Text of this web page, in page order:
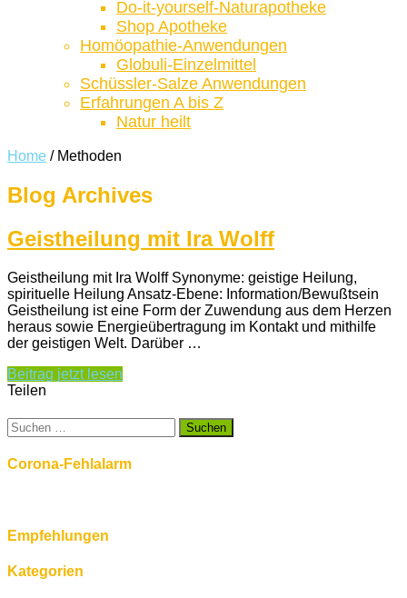
Do-it-yourself-Naturapotheke
Shop Apotheke
Homöopathie-Anwendungen
Globuli-Einzelmittel
Schüssler-Salze Anwendungen
Erfahrungen A bis Z
Natur heilt
Home / Methoden
Blog Archives
Geistheilung mit Ira Wolff
Geistheilung mit Ira Wolff Synonyme: geistige Heilung,
spirituelle Heilung Ansatz-Ebene: Information/Bewußtsein
Geistheilung ist eine Form der Zuwendung aus dem Herzen
heraus sowie Energieübertragung im Kontakt und mithilfe
der geistigen Welt. Darüber …
Beitrag jetzt lesen
Teilen
Suchen
nach:
Corona-Fehlalarm
Empfehlungen
Kategorien